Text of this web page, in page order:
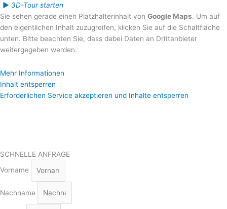
► 3D-Tour starten
Sie sehen gerade einen Platzhalterinhalt von Google Maps. Um auf
den eigentlichen Inhalt zuzugreifen, klicken Sie auf die Schaltfläche
unten. Bitte beachten Sie, dass dabei Daten an Drittanbieter
weitergegeben werden.
Mehr Informationen
Inhalt entsperren
Erforderlichen Service akzeptieren und Inhalte entsperren
SCHNELLE ANFRAGE
Vorname
Nachname